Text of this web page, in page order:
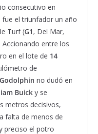
consecutivo en
fue el triunfador un año
Turf (G1, Del Mar,
Accionando entre los
en el lote de 14
de
Godolphin no dudó en
Buicky se
metros decisivos,
falta de menos de
preciso el potro